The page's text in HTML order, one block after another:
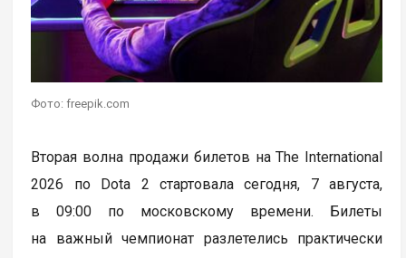
Фото: freepik.com
Вторая волна продажи билетов на The International
2026 по Dota 2 стартовала сегодня, 7 августа,
в 09:00 по московскому времени. Билеты
на важный чемпионат разлетелись практически